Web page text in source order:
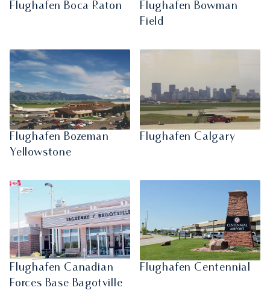
Flughafen Boca Raton
Flughafen Bowman
Field
Flughafen Bozeman
Yellowstone
Flughafen Calgary
Flughafen Canadian
Forces Base Bagotville
Flughafen Centennial